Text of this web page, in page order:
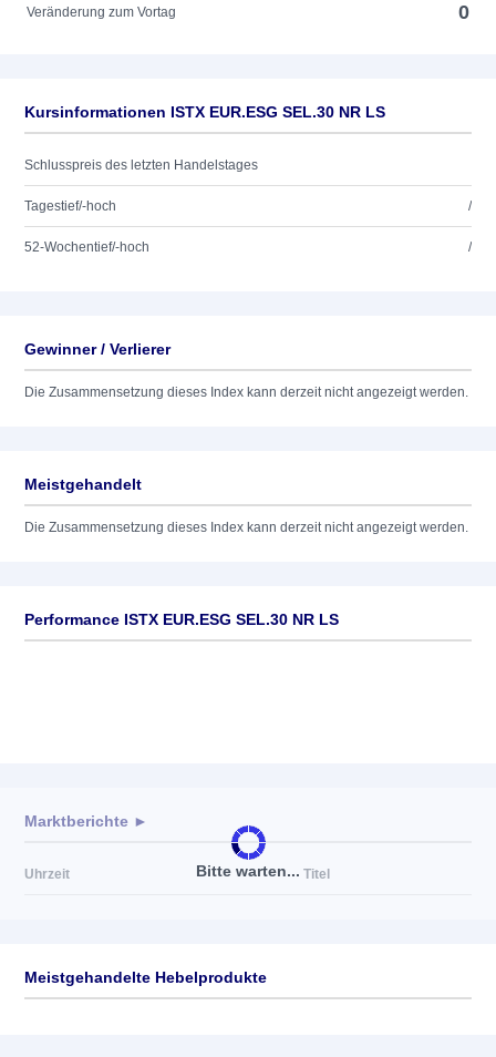
Veränderung zum Vortag 0
Kursinformationen ISTX EUR.ESG SEL.30 NR LS
Schlusspreis des letzten Handelstages
Tagestief/-hoch /
52-Wochentief/-hoch /
Gewinner / Verlierer
Die Zusammensetzung dieses Index kann derzeit nicht angezeigt werden.
Meistgehandelt
Die Zusammensetzung dieses Index kann derzeit nicht angezeigt werden.
Performance ISTX EUR.ESG SEL.30 NR LS
Bitte warten...
Marktberichte ►
Uhrzeit Titel
Meistgehandelte Hebelprodukte